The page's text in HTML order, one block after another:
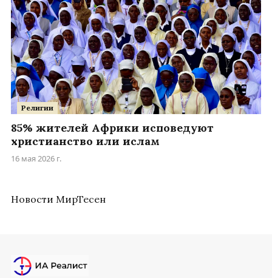
Религии
85% жителей Африки исповедуют
христианство или ислам
16 мая 2026 г.
Новости МирТесен